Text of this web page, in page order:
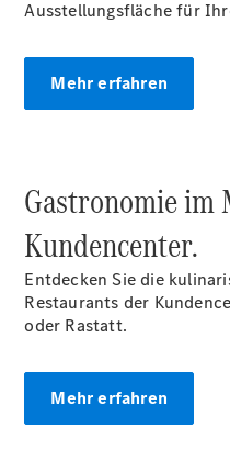
Der
Der neue
C-Klasse
elektrisch
Ausstellungsfläche für
Mehr erfahren
Gastronomie im
Kundencenter.
Entdecken Sie die
Restaurants der
oder Rastatt.
Mehr erfahren